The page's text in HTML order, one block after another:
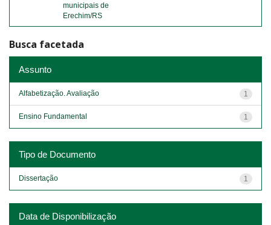
municipais de
Erechim/RS
Busca facetada
Assunto
1
Alfabetização. Avaliação
1
Ensino Fundamental
Tipo de Documento
1
Dissertação
Data de Disponibilização